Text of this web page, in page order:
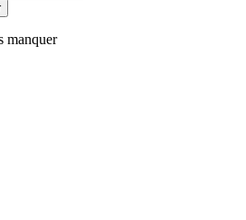
manquer